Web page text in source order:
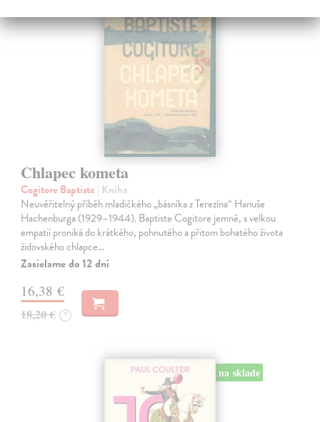
Chlapec kometa
Cogitore Baptiste | Kniha
Neuvěřitelný příběh mladičkého „básníka z Terezína“ Hanuše
Hachenburga (1929–1944). Baptiste Cogitore jemně, s velkou
empatií proniká do krátkého, pohnutého a přitom bohatého života
židovského chlapce…
Zasielame do 12 dní
16,38 €
18,20 € ?
na sklade